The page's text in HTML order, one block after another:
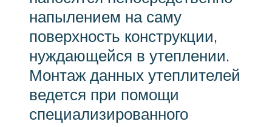
напылением на саму
поверхность конструкции,
нуждающейся в утеплении.
Монтаж данных утеплителей
ведется при помощи
специализированного